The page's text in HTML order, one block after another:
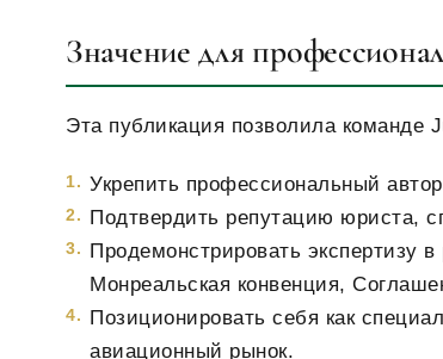
Значение для
Эта публикация позволила команде
Укрепить профессиональный
Подтвердить репутацию юриста,
Продемонстрировать экспертизу
Монреальская конвенция,
Позиционировать себя как
авиационный рынок.